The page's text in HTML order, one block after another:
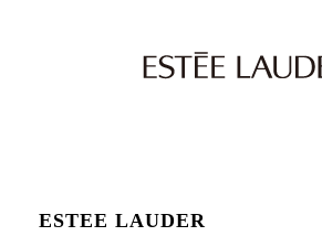
ESTEE LAUDER